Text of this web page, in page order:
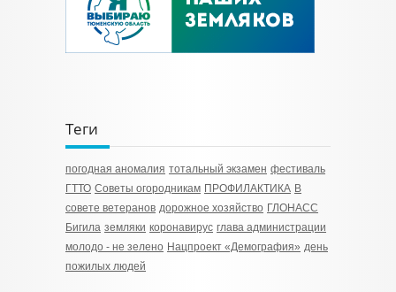
Теги
погодная аномалия тотальный экзамен фестиваль
ГТТО Советы огородникам ПРОФИЛАКТИКА В
совете ветеранов дорожное хозяйство ГЛОНАСС
Бигила земляки коронавирус глава администрации
молодо - не зелено Нацпроект «Демография» день
пожилых людей